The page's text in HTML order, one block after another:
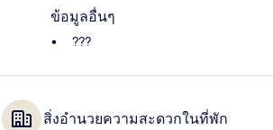
ข้อมูลอื่นๆ
???
สิ่งอำนวยความสะดวกในที่พัก